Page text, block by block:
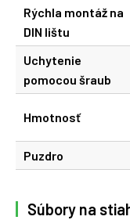
Rýchla montáž na
DIN lištu
Uchytenie
pomocou šraub
Hmotnosť
Puzdro
Súbory na